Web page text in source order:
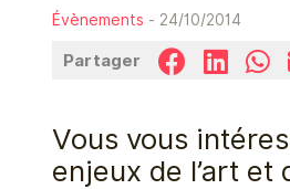
Évènements - 24/10/2014
Partager
Vous vous
enjeux de l’art et